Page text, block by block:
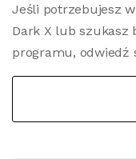
Jeśli potrzebujesz
Dark X lub szukasz
programu, odwiedź